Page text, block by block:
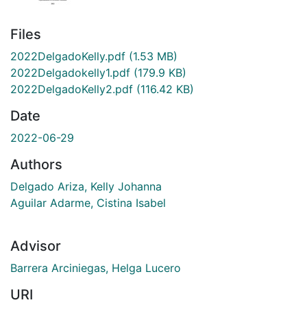
Files
2022DelgadoKelly.pdf (1.53 MB)
2022Delgadokelly1.pdf (179.9 KB)
2022DelgadoKelly2.pdf (116.42 KB)
Date
2022-06-29
Authors
Delgado Ariza, Kelly Johanna
Aguilar Adarme, Cistina Isabel
Advisor
Barrera Arciniegas, Helga Lucero
URI